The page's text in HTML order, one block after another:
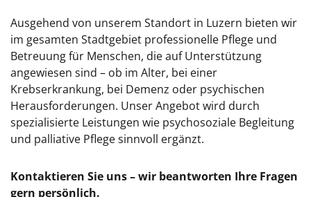
Ausgehend von unserem Standort in Luzern bieten wir
im gesamten Stadtgebiet professionelle Pflege und
Betreuung für Menschen, die auf Unterstützung
angewiesen sind – ob im Alter, bei einer
Krebserkrankung, bei Demenz oder psychischen
Herausforderungen. Unser Angebot wird durch
spezialisierte Leistungen wie psychosoziale Begleitung
und palliative Pflege sinnvoll ergänzt.
Kontaktieren Sie uns – wir beantworten Ihre Fragen
gern persönlich.